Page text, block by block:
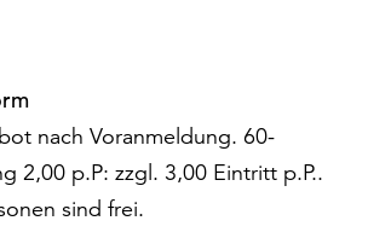
nach Voranmeldung. 60-
2,00 p.P: zzgl. 3,00 Eintritt p.P..
sind frei.